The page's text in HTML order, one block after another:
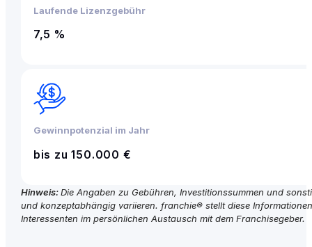
Laufende Lizenzgebühr
7,5 %
Gewinnpotenzial im Jahr
bis zu 150.000 €
Hinweis:Die Angaben zu Gebühren, Investitionssummen und
und konzeptabhängig variieren. franchie® stellt diese
Interessenten im persönlichen Austausch mit dem Franchisegeber.